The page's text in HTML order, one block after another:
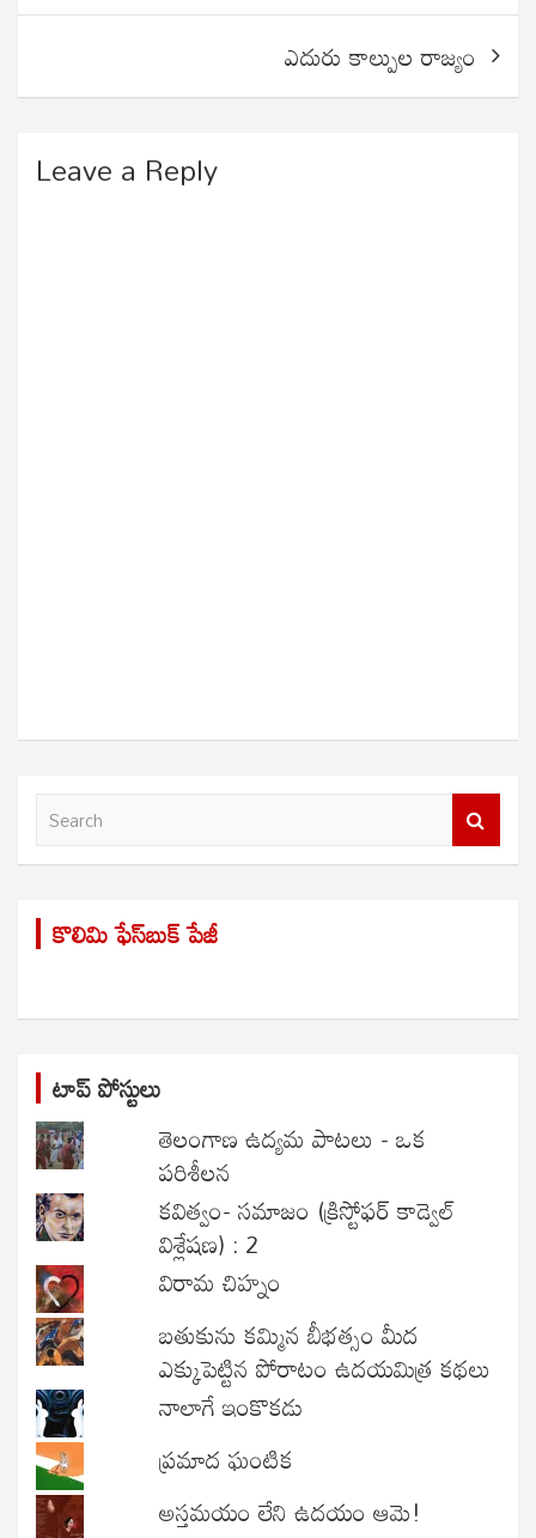
ఎదురు కాల్పుల రాజ్యం
Leave a Reply
a
r
c కొలిమి ఫేస్‌బుక్ పేజీ
టాప్ పోస్టులు
తెలంగాణ ఉద్యమ పాటలు - ఒక
పరిశీలన
కవిత్వం- సమాజం (క్రిస్టోఫర్ కాడ్వెల్
విశ్లేషణ) : 2
విరామ చిహ్నం
బతుకును కమ్మిన బీభత్సం మీద
ఎక్కుపెట్టిన పోరాటం ఉదయమిత్ర కథలు
నాలాగే ఇంకొకడు
ప్రమాద ఘంటిక
అస్తమయం లేని ఉదయం ఆమె!